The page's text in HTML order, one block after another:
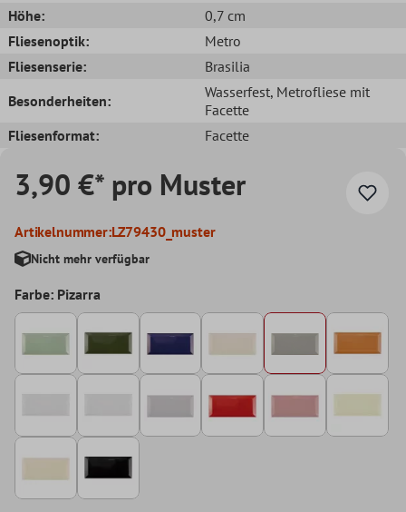
Höhe:
0,7 cm
Fliesenoptik:
Metro
Fliesenserie:
Brasilia
Besonderheiten:
Wasserfest, Metrofliese mit
Facette
Fliesenformat:
Facette
3,90 €* pro Muster
Artikelnummer:LZ79430_muster
Nicht mehr verfügbar
Farbe: Pizarra